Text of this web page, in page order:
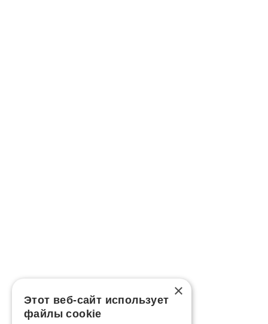
×
Этот веб-сайт использует
файлы cookie